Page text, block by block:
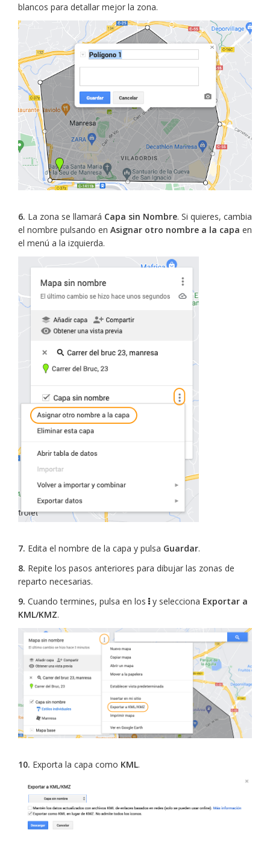
blancos para detallar mejor la zona.
6. La zona se llamará Capa sin Nombre. Si quieres, cambia
el nombre pulsando en Asignar otro nombre a la capa en
el menú a la izquierda.
7. Edita el nombre de la capa y pulsa Guardar.
8. Repite los pasos anteriores para dibujar las zonas de
reparto necesarias.
9. Cuando termines, pulsa en los y selecciona Exportar a
KML/KMZ.
10. Exporta la capa como KML.